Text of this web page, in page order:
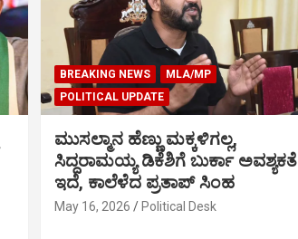
BREAKING NEWS
MLA/MP
POLITICAL UPDATE
ಮುಸಲ್ಮಾನ ಹೆಣ್ಣು ಮಕ್ಕಳಿಗಲ್ಲ,
ಸಿದ್ದರಾಮಯ್ಯ ಡಿಕೆಶಿಗೆ ಬುರ್ಕಾ ಅವಶ್ಯಕತೆ
ಇದೆ, ಕಾಲೆಳೆದ ಪ್ರತಾಪ್ ಸಿಂಹ
May 16, 2026 Political Desk